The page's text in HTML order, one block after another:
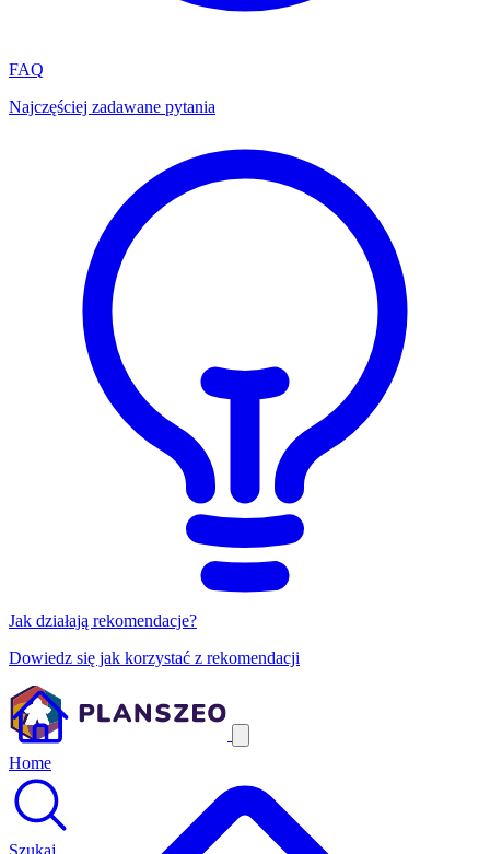
FAQ
Najczęściej zadawane pytania
Jak działają rekomendacje?
Dowiedz się jak korzystać z rekomendacji
Home
Szukaj